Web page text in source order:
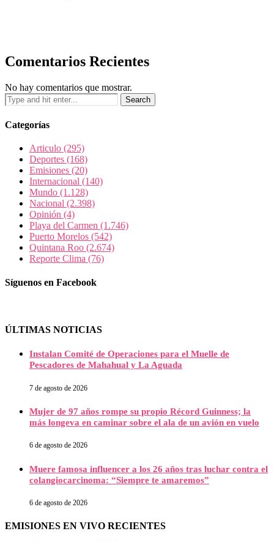
Comentarios Recientes
No hay comentarios que mostrar.
Categorías
Articulo (295)
Deportes (168)
Emisiones (20)
Internacional (140)
Mundo (1.128)
Nacional (2.398)
Opinión (4)
Playa del Carmen (1.746)
Puerto Morelos (542)
Quintana Roo (2.674)
Reporte Clima (76)
Síguenos en Facebook
ÚLTIMAS NOTICIAS
Instalan Comité de Operaciones para el Muelle de
Pescadores de Mahahual y La Aguada
7 de agosto de 2026
Mujer de 97 años rompe su propio Récord Guinness; la
más longeva en caminar sobre el ala de un avión en vuelo
6 de agosto de 2026
Muere famosa influencer a los 26 años tras luchar contra el
colangiocarcinoma: “Siempre te amaremos”
6 de agosto de 2026
EMISIONES EN VIVO RECIENTES